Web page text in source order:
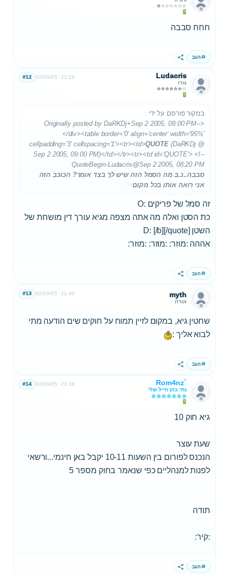
חחח סבבה
הגב שתף
Ludacris
גורו
02/09/05 21:18
#12
במקור פורסם על ידי :
Originally posted by DaRKDj+Sep 2 2005, 09:00 PM-->
</div><table border='0' align='center' width='95%'
cellpadding='3' cellspacing='1'><tr><td>QUOTE(DaRKDj @
Sep 2 2005, 09:00 PM)</td></tr><tr><td id='QUOTE'> <!--
QuoteBegin-Ludacris@Sep 2 2005, 08:20 PM
סבבה..נ.ב מה הסמל הזה שיש לך בצד אומר? הכוכב הזה
אני רואה אותו בכל מקום
זה סמל של פריקים :O
כת הסטן ואלה מה אתה מצפה מגיא עורך דין מושחת של
השטן D: [/b][/quote]
אההה :מוזר: :מוזר: :מוזר:
הגב שתף
myth
אורח
02/09/05 21:40
#13
שחטין גיא, במקום לזיין תמוח על חוקים שים הודעה מתי
לבוא אליך :
הגב שתף
Rom4nz`
נתי כהן חייל שלי
02/09/05 23:38
#14
גיא חוק 10
שעת עוצר
הנכנס לפורום בין השעות 10-11 יקבל באן חינמי...ורשאי
לפנות למנהליים כפי שנאמר בחוק מספר 5
תודה
:קיר:
הגב שתף